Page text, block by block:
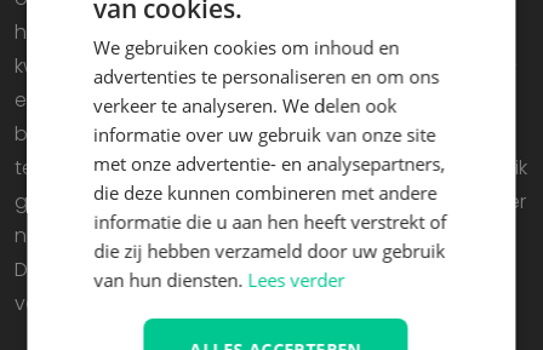
had gelezen. Supersnelle verzending: om 11.30 uur
kwam de bevestigingsmail van de aankoop binnen –
en de volgende ochtend was de tractorstoel al
bezorgd. Aan de kwaliteit van de stoel valt niets aan
te merken, hij kwam precies zoals beschreven. (Waar ik
geen rekening mee had gehouden, was dat de btw er
nog bij kwam, omdat we geen btw-nummer hadden.
De kleine lettertjes, de gewoonte...) Een betrouwbare
verkoper, ik zou daar weer kopen. ”
van cookies.
We gebruiken cookies om inhoud en
advertenties te personaliseren en om ons
verkeer te analyseren. We delen ook
informatie over uw gebruik van onze site
met onze advertentie- en analysepartners,
die deze kunnen combineren met andere
informatie die u aan hen heeft verstrekt of
die zij hebben verzameld door uw gebruik
van hun diensten. Lees verder